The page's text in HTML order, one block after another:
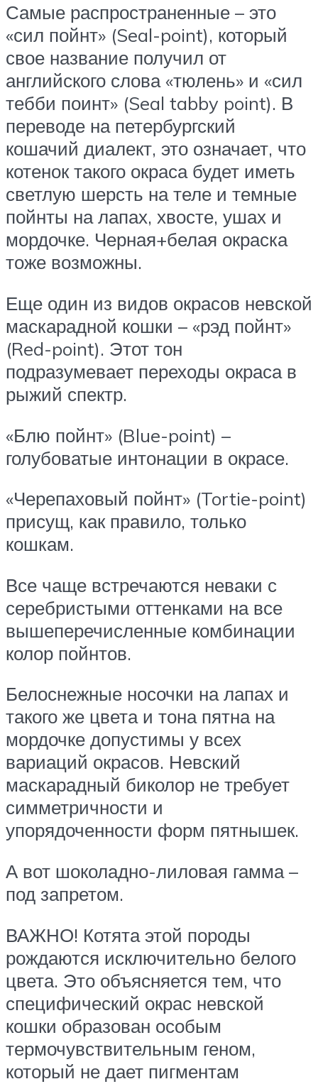
Самые распространенные – это
«сил пойнт» (Seal-point), который
свое название получил от
английского слова «тюлень» и «сил
тебби поинт» (Seal tabby point). В
переводе на петербургский
кошачий диалект, это означает, что
котенок такого окраса будет иметь
светлую шерсть на теле и темные
пойнты на лапах, хвосте, ушах и
мордочке. Черная+белая окраска
тоже возможны.
Еще один из видов окрасов невской
маскарадной кошки – «рэд пойнт»
(Red-point). Этот тон
подразумевает переходы окраса в
рыжий спектр.
«Блю пойнт» (Blue-point) –
голубоватые интонации в окрасе.
«Черепаховый пойнт» (Tortie-point)
присущ, как правило, только
кошкам.
Все чаще встречаются неваки с
серебристыми оттенками на все
вышеперечисленные комбинации
колор пойнтов.
Белоснежные носочки на лапах и
такого же цвета и тона пятна на
мордочке допустимы у всех
вариаций окрасов. Невский
маскарадный биколор не требует
симметричности и
упорядоченности форм пятнышек.
А вот шоколадно-лиловая гамма –
под запретом.
ВАЖНО! Котята этой породы
рождаются исключительно белого
цвета. Это объясняется тем, что
специфический окрас невской
кошки образован особым
термочувствительным геном,
который не дает пигментам